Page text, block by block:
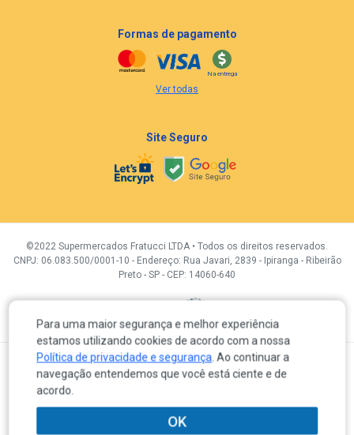
Formas de pagamento
Na entrega
Ver todas
Site Seguro
©2022 Supermercados Fratucci LTDA • Todos os direitos reservados.
CNPJ: 06.083.500/0001-10 - Endereço: Rua Javari, 2839 - Ipiranga - Ribeirão
Preto - SP - CEP: 14060-640
A venda e o consumo de bebidas alcoólicas são proibidas para menores de 18 anos.
Em caso de divergência de preços no próprio site, é válido somente o valor do Carrinho de compras.
Os produtos, preços e condições de pagamento são válidos exclusivamente para a loja eletrônica
durante o dia de hoje, sujeitas a alterações sem prévia notificação. Os preços previstos no site
veiculados em redes sociais, e-mail, sites de buscas ou meios impressos.
Os itens em promoção poderão ter quantidades limitadas por clientes de acordo com o artigo 39 – I
Para uma maior segurança e melhor experiência
estamos utilizando cookies de acordo com a nossa
Política de privacidade e segurança. Ao continuar a
navegação entendemos que você está ciente e de
acordo.
OK